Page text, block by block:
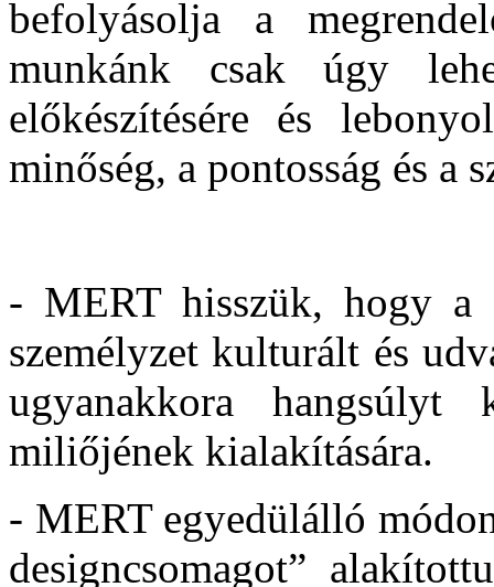
befolyásolja a
munkánk csak úgy
előkészítésére és
minőség, a pontosság és a
- MERT hisszük, hogy a
személyzet kulturált és
ugyanakkora
miliőjének kialakítására.
- MERT egyedülálló
designcsomagot”